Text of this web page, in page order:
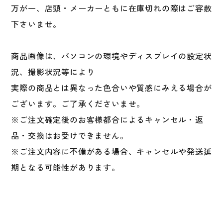
万が一、店頭・メーカーともに在庫切れの際はご容赦
下さいませ。
商品画像は、パソコンの環境やディスプレイの設定状
況、撮影状況等により
実際の商品とは異なった色合いや質感にみえる場合が
ございます。ご了承くださいませ。
※ご注文確定後のお客様都合によるキャンセル・返
品・交換はお受けできません。
※ご注文内容に不備がある場合、キャンセルや発送延
期となる可能性があります。